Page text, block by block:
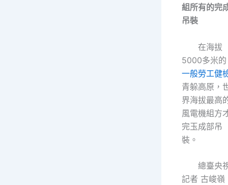
組所有的完
吊裝
在海拔
5000多米的
一般勞工健
青躲高原，
界海拔最高
風電機組方
完玉成部吊
裝。
總臺央
記者 古峻嶺